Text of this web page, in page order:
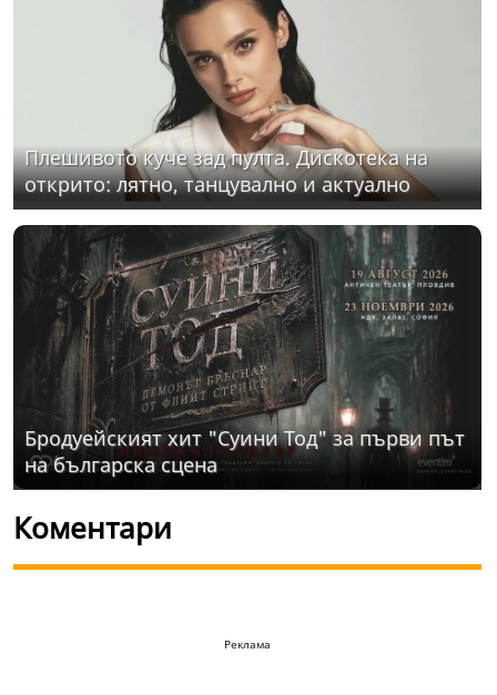
Плешивото куче зад пулта. Дискотека на
открито: лятно, танцувално и актуално
Бродуейският хит "Суини Тод" за първи път
на българска сцена
Коментари
Реклама